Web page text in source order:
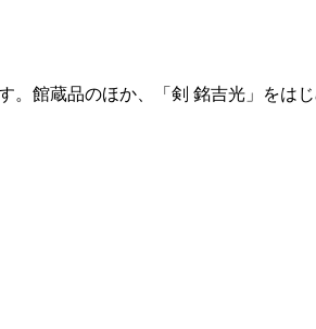
館蔵品のほか、「剣 銘吉光」をは